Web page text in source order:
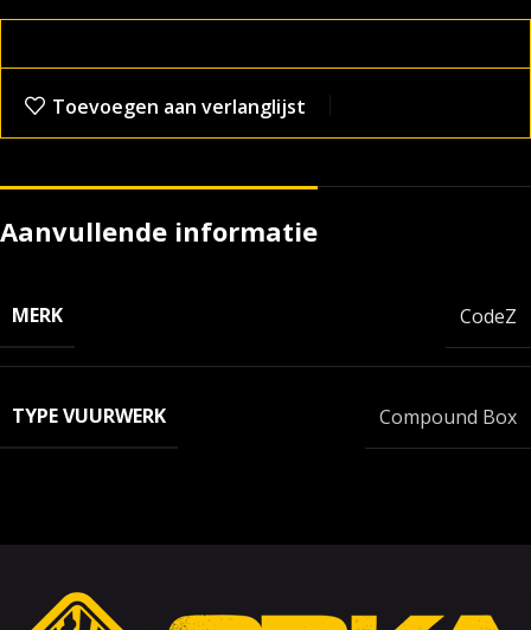
Toevoegen aan verlanglijst
Aanvullende informatie
MERK CodeZ
TYPE VUURWERK Compound Box